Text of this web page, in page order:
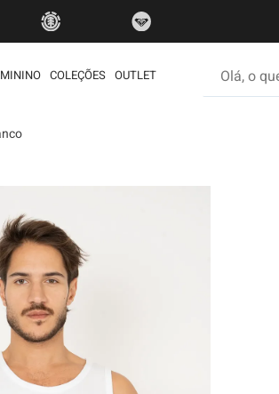
nas compras acima de R$ 499 | Consulte as Regras
COLEÇÕES OUTLET
buscados